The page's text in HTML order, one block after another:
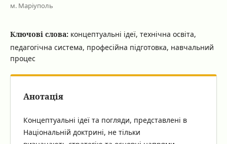
м. Маріуполь
Ключові слова: концептуальні ідеї, технічна освіта,
педагогічна система, професійна підготовка, навчальний
процес
Анотація
Концептуальні ідеї та погляди, представлені в
Національній доктрині, не тільки